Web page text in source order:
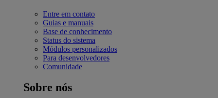
Entre em contato
Guias e manuais
Base de conhecimento
Status do sistema
Módulos personalizados
Para desenvolvedores
Comunidade
Sobre nós